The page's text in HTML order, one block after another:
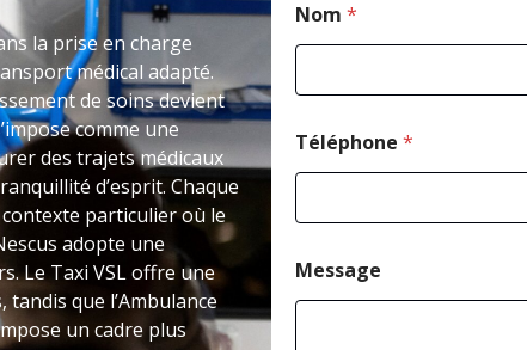
la prise en charge
médical adapté.
de soins devient
comme une
des trajets médicaux
d’esprit. Chaque
contexte particulier où le
adopte une
Le Taxi VSL offre une
que l’Ambulance
un cadre plus
Nom *
Téléphone *
Message